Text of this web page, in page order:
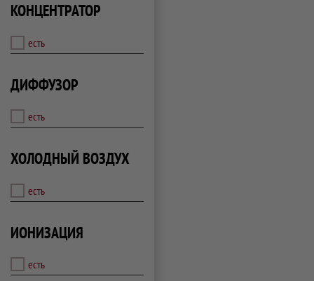
КОНЦЕНТРАТОР
есть
ДИФФУЗОР
есть
ХОЛОДНЫЙ ВОЗДУХ
есть
ИОНИЗАЦИЯ
есть